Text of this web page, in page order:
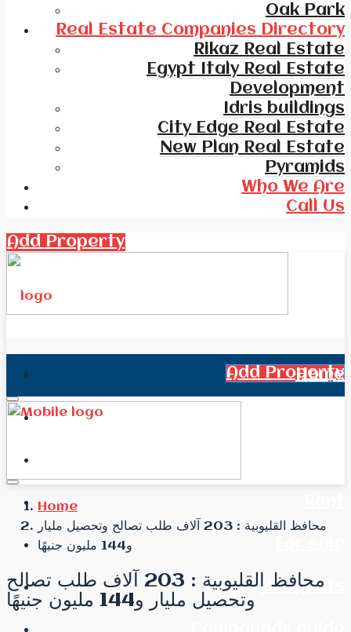
Oak Park
Real Estate Companies Directory
Rikaz Real Estate
Egypt Italy Real Estate
Development
Idris buildings
City Edge Real Estate
New Plan Real Estate
Pyramids
Who We Are
Call Us
Add Property
Add Property
Home
Bouquets
Home
محافظ القليوبية : 203 آلاف طلب تصالح وتحصيل مليار
و144 مليون جنيهًا
محافظ القليوبية : 203 آلاف طلب تصالح
وتحصيل مليار و144 مليون جنيهًا